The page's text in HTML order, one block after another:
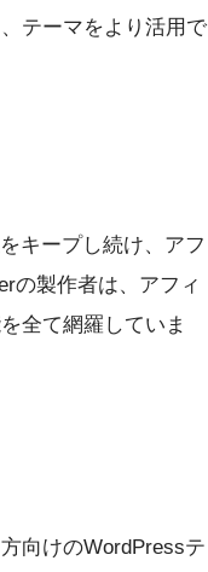
テーマをより活用で
キープし続け、アフ
の製作者は、アフィ
全て網羅していま
向けのWordPressテ